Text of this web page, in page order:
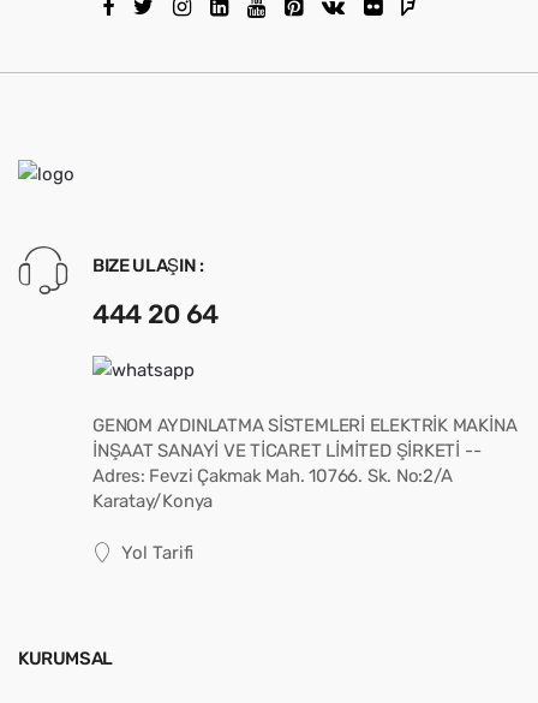
BIZE ULAŞIN :
444 20 64
GENOM AYDINLATMA SİSTEMLERİ ELEKTRİK MAKİNA
İNŞAAT SANAYİ VE TİCARET LİMİTED ŞİRKETİ --
Adres: Fevzi Çakmak Mah. 10766. Sk. No:2/A
Karatay/Konya
Yol Tarifi
KURUMSAL